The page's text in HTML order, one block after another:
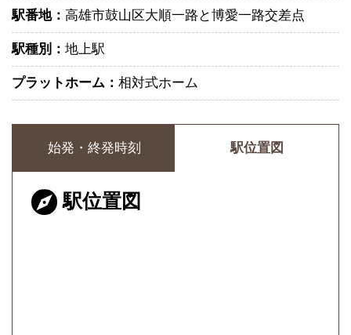
駅番地： 高雄市鼓山区大順一路と博愛一路交差点
駅種別： 地上駅
プラットホーム： 相対式ホーム
始発・終発時刻 駅位置図
駅位置図